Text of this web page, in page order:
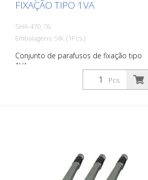
FIXAÇÃO TIPO 1VA
SHA-470_76
Embalagens: Stk. (1Pcs.)
Conjunto de parafusos de fixação tipo
1VA
Pcs.